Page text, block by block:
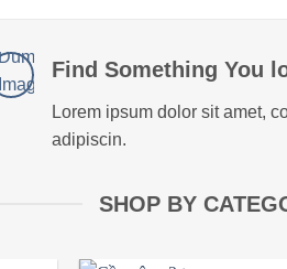
Find Something You
Lorem ipsum dolor sit amet,
adipiscin.
SHOP BY